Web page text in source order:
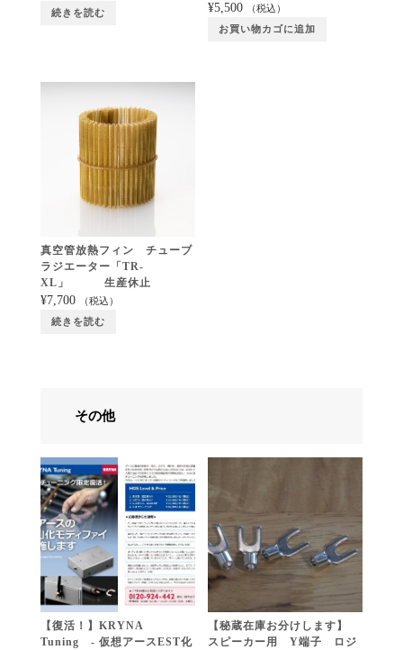
続きを読む ¥5,500 （税込）
お買い物カゴに追加
真空管放熱フィン チューブ
ラジエーター「TR-
XL」 生産休止
¥7,700 （税込）
続きを読む
その他
【復活！】KRYNA
Tuning - 仮想アースEST化
【秘蔵在庫お分けします】
スピーカー用 Y端子 ロジ